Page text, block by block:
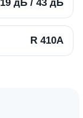
19 дБ / 43 дБ
R 410A